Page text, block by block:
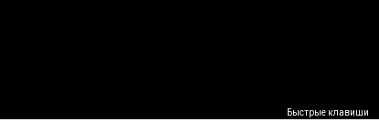
Быстрые клавиши